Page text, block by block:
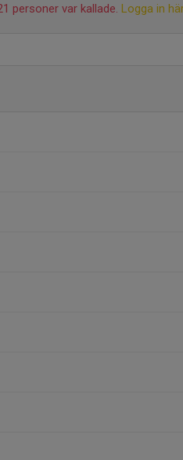
personer var kallade. Logga in